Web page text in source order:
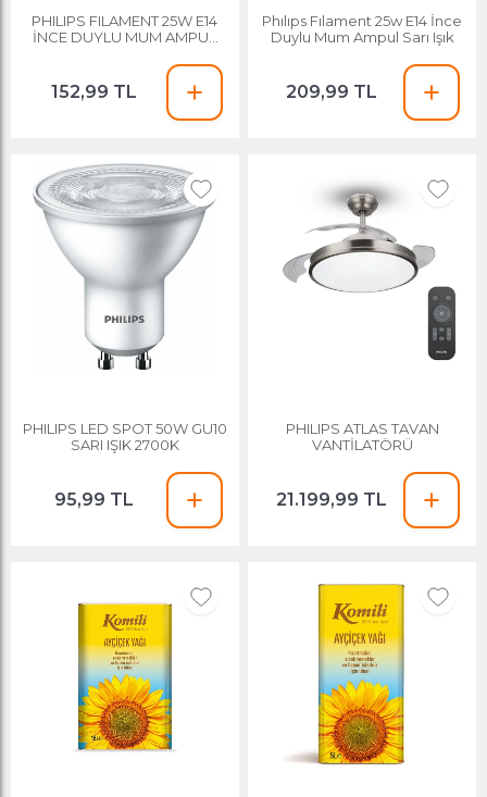
PHILIPS FILAMENT 25W E14
İNCE DUYLU MUM AMPUL
152,99 TL
Phılıps Fılament 25w E14 İnce
Duylu Mum Ampul Sarı Işık
209,99 TL
PHILIPS LED SPOT 50W GU10
SARI IŞIK 2700K
95,99 TL
PHILIPS ATLAS TAVAN
VANTİLATÖRÜ
21.199,99 TL